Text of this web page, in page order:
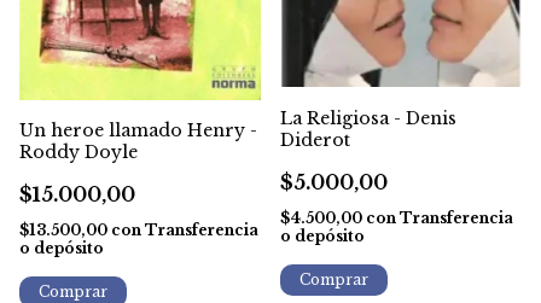
Un heroe llamado Henry -
Roddy Doyle
$15.000,00
$13.500,00 con Transferencia
o depósito
La Religiosa - Denis
Diderot
$5.000,00
$4.500,00 con Transferencia
o depósito